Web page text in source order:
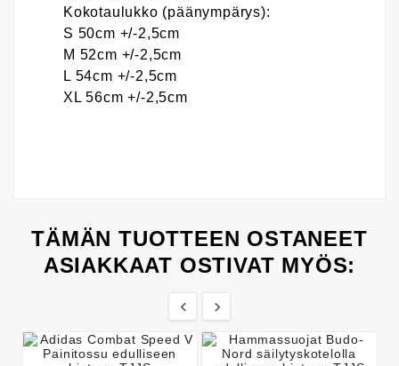
Kokotaulukko (päänympärys):
S 50cm +/-2,5cm
M 52cm +/-2,5cm
L 54cm +/-2,5cm
XL 56cm +/-2,5cm
TÄMÄN TUOTTEEN OSTANEET
ASIAKKAAT OSTIVAT MYÖS:
 